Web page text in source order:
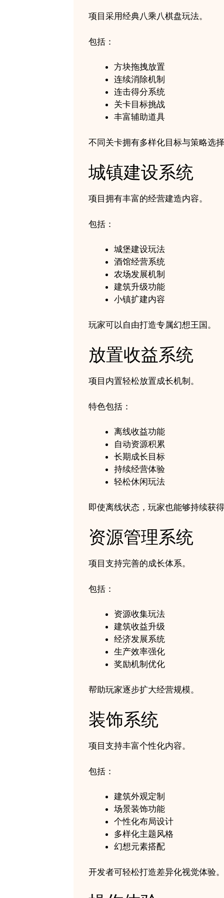
项目采用经典八乘八棋盘玩法。
包括：
方块拖拽放置
连续消除机制
连击得分系统
关卡目标挑战
丰富辅助道具
不同关卡拥有多样化目标与策略选
城镇建设系统
项目拥有丰富的经营建造内容。
包括：
城堡建设玩法
酒馆经营系统
农场发展机制
建筑升级功能
小镇扩建内容
玩家可以自由打造专属幻想王国。
放置收益系统
项目内置轻松放置成长机制。
特色包括：
离线收益功能
自动资源积累
长期成长目标
持续经营体验
轻松休闲玩法
即使离线状态，玩家也能够持续获
资源管理系统
项目支持完善的成长体系。
包括：
资源收集玩法
建筑收益升级
经济发展系统
生产效率强化
奖励机制优化
帮助玩家逐步扩大经营规模。
装饰系统
项目支持丰富个性化内容。
包括：
建筑外观定制
场景装饰功能
个性化布局设计
多样化主题风格
幻想元素搭配
开发者可轻松打造差异化视觉体验。